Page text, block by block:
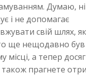
Думаю,
і не допомагає
свій шлях, як
ще нещодавно
місці, а тепер
прагнете